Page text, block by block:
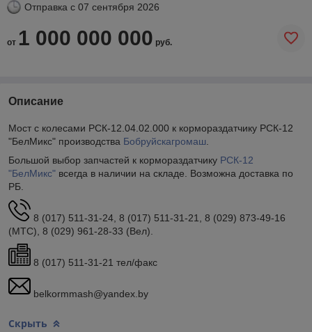
Отправка с 07 сентября 2026
от 1 000 000 000 руб.
Описание
Мост с колесами РСК-12.04.02.000 к кормораздатчику РСК-12
"БелМикс" производства Бобруйскагромаш
Большой выбор запчастей к кормораздатчику РСК-12
"БелМикс" всегда в наличии на складе. Возможна доставка по
РБ.
8 (017) 511-31-24, 8 (017) 511-31-21, 8 (029) 873-49-16
(МТС), 8 (029) 961-28-33 (Вел).
8 (017) 511-31-21 тел/факс
belkormmash@yandex.by
Скрыть